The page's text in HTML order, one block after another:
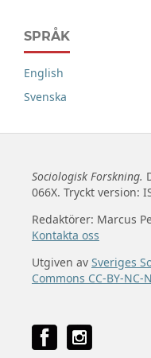
SPRÅK
English
Svenska
Sociologisk Forskning.
066X. Tryckt version:
Redaktörer: Marcus
Kontakta oss
Utgiven av Sveriges
Commons CC-BY-NC-